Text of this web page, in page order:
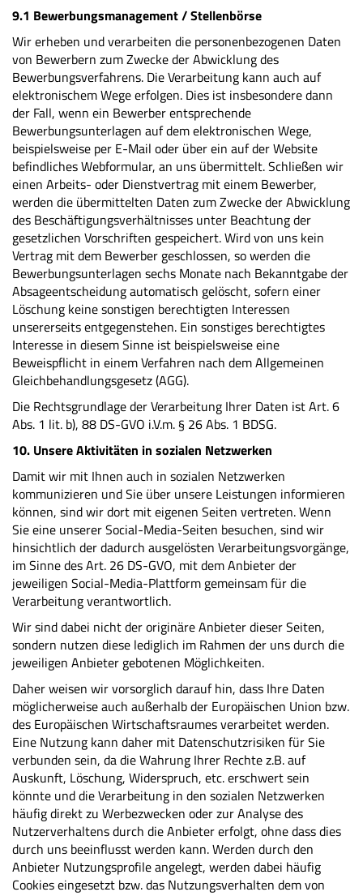
9.1 Bewerbungsmanagement / Stellenbörse
Wir erheben und verarbeiten die personenbezogenen Daten
von Bewerbern zum Zwecke der Abwicklung des
Bewerbungsverfahrens. Die Verarbeitung kann auch auf
elektronischem Wege erfolgen. Dies ist insbesondere dann
der Fall, wenn ein Bewerber entsprechende
Bewerbungsunterlagen auf dem elektronischen Wege,
beispielsweise per E-Mail oder über ein auf der Website
befindliches Webformular, an uns übermittelt. Schließen wir
einen Arbeits- oder Dienstvertrag mit einem Bewerber,
werden die übermittelten Daten zum Zwecke der Abwicklung
des Beschäftigungsverhältnisses unter Beachtung der
gesetzlichen Vorschriften gespeichert. Wird von uns kein
Vertrag mit dem Bewerber geschlossen, so werden die
Bewerbungsunterlagen sechs Monate nach Bekanntgabe der
Absageentscheidung automatisch gelöscht, sofern einer
Löschung keine sonstigen berechtigten Interessen
unsererseits entgegenstehen. Ein sonstiges berechtigtes
Interesse in diesem Sinne ist beispielsweise eine
Beweispflicht in einem Verfahren nach dem Allgemeinen
Gleichbehandlungsgesetz (AGG).
Die Rechtsgrundlage der Verarbeitung Ihrer Daten ist Art. 6
Abs. 1 lit. b), 88 DS-GVO i.V.m. § 26 Abs. 1 BDSG.
10. Unsere Aktivitäten in sozialen Netzwerken
Damit wir mit Ihnen auch in sozialen Netzwerken
kommunizieren und Sie über unsere Leistungen informieren
können, sind wir dort mit eigenen Seiten vertreten. Wenn
Sie eine unserer Social-Media-Seiten besuchen, sind wir
hinsichtlich der dadurch ausgelösten Verarbeitungsvorgänge,
im Sinne des Art. 26 DS-GVO, mit dem Anbieter der
jeweiligen Social-Media-Plattform gemeinsam für die
Verarbeitung verantwortlich.
Wir sind dabei nicht der originäre Anbieter dieser Seiten,
sondern nutzen diese lediglich im Rahmen der uns durch die
jeweiligen Anbieter gebotenen Möglichkeiten.
Daher weisen wir vorsorglich darauf hin, dass Ihre Daten
möglicherweise auch außerhalb der Europäischen Union bzw.
des Europäischen Wirtschaftsraumes verarbeitet werden.
Eine Nutzung kann daher mit Datenschutzrisiken für Sie
verbunden sein, da die Wahrung Ihrer Rechte z.B. auf
Auskunft, Löschung, Widerspruch, etc. erschwert sein
könnte und die Verarbeitung in den sozialen Netzwerken
häufig direkt zu Werbezwecken oder zur Analyse des
Nutzerverhaltens durch die Anbieter erfolgt, ohne dass dies
durch uns beeinflusst werden kann. Werden durch den
Anbieter Nutzungsprofile angelegt, werden dabei häufig
Cookies eingesetzt bzw. das Nutzungsverhalten dem von